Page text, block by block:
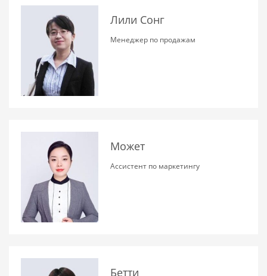
Лили Сонг
Менеджер по продажам
Может
Ассистент по маркетингу
Бетти